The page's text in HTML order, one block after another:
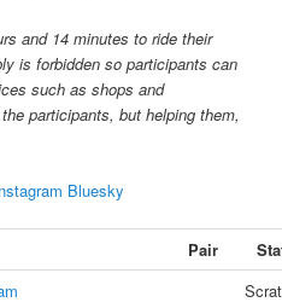
and 14 minutes to ride their
is forbidden so participants can
such as shops and
participants, but helping them,
Bluesky
Pair